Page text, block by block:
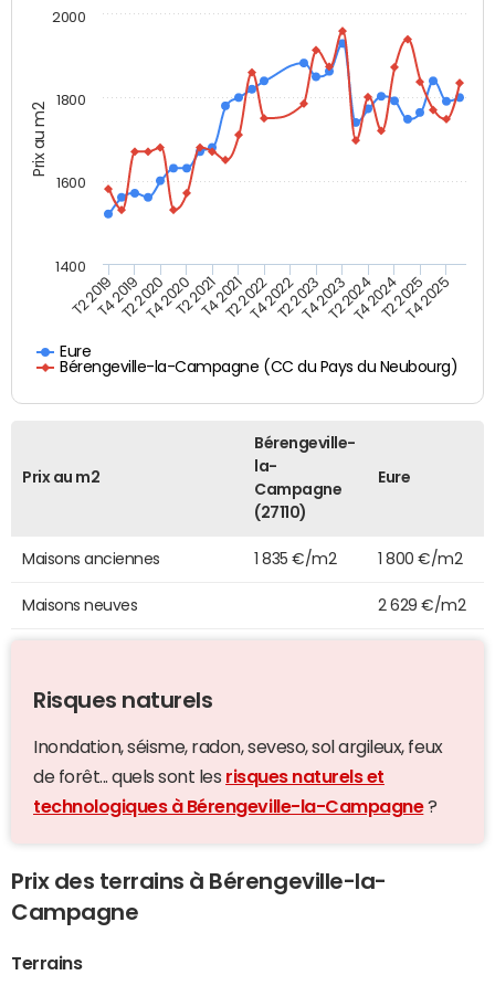
Prix au m2
Eure
Bérengeville-la-Campagne (CC du Pays du Neubourg)
T2 2019T4 2019T2 2020T4 2020T2 2021T4 2021T2 2022T4 2022T2 2023T4 2023T2 2024T4 2024T2 2025T4 2025
1400
1600
1800
2000
Prix au m2
Bérengeville-
la-
Campagne
(27110)
Eure
Maisons anciennes 1 835 €/m2 1 800 €/m2
Maisons neuves 2 629 €/m2
Risques naturels
Inondation, séisme, radon, seveso, sol argileux, feux
de forêt... quels sont les risques naturels et
technologiques à Bérengeville-la-Campagne?
Prix des terrains à Bérengeville-la-
Campagne
Terrains